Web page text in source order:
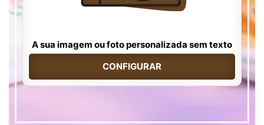
A sua imagem ou foto personalizada sem texto
CONFIGURAR